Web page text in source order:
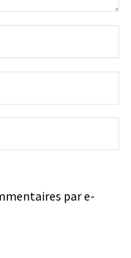
par e-